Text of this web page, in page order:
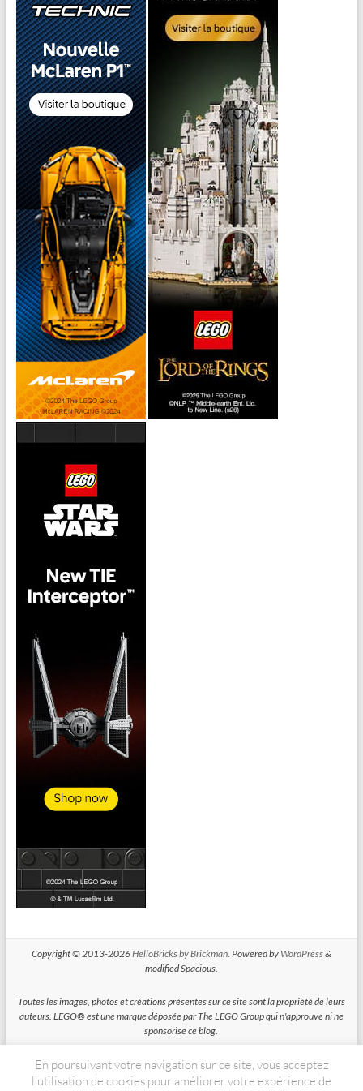
Copyright © 2013-2026HelloBricks by Brickman. Powered by WordPress&
modified Spacious.
Toutes les images, photos et créations présentes sur ce site sont la propriété de leurs
auteurs. LEGO® est une marque déposée par The LEGO Group qui n'approuve ni ne
sponsorise ce blog.
HelloBricks participe au Programme Partenaires d'Amazon EU, un programme
d'affiliation conçu pour permettre à des sites de percevoir une rémunération grace à
En poursuivant votre navigation sur ce site, vous acceptez
l’utilisation de cookies pour améliorer votre expérience de